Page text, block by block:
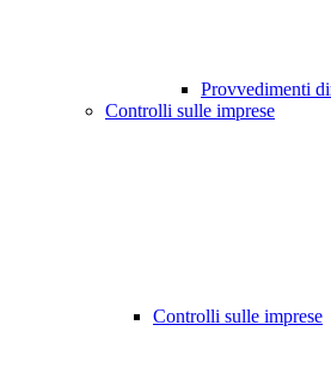
Provvedimenti
Controlli sulle imprese
Controlli sulle imprese